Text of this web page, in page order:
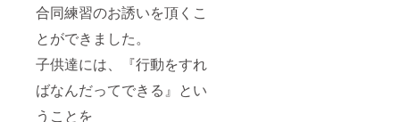
合同練習のお誘いを頂くこ
とができました。
子供達には、『行動をすれ
ばなんだってできる』とい
うことを